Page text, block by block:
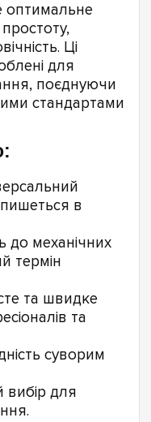
оптимальне
Ці
для
поєднуючи
стандартами
в
до механічних
термін
та швидке
та
суворим
вибір для